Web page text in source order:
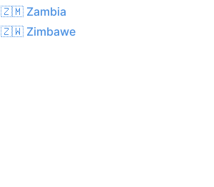
🇿🇲 Zambia
🇿🇼 Zimbawe